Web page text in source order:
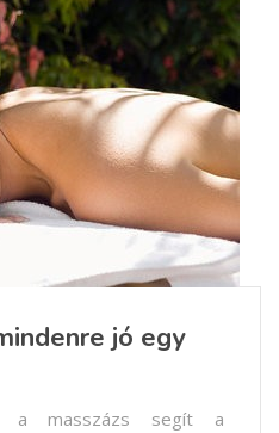
jó egy
a masszázs segít a